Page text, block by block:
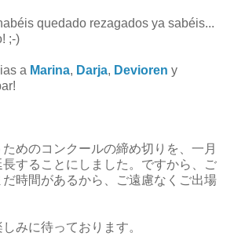
quedado rezagados ya sabéis...
;-)
a Marina, Darja, Devioren y
めのコンクールの締め切りを、一月
することにしました。ですから、ご
時間があるから、ご遠慮なくご出場
みに待っております。